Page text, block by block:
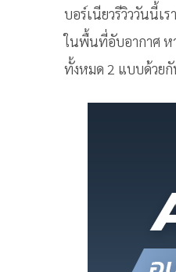
บอร์เนียวรีวิววันนี้เ
ในพื้นที่อับอากาศ ห
ทั้งหมด 2 แบบด้วย